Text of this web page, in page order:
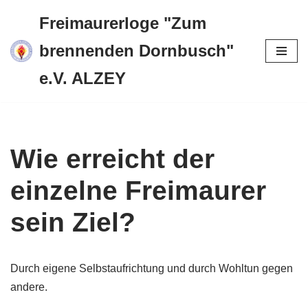
Zum
Inhalt
springen
Freimaurerloge "Zum
brennenden Dornbusch"
e.V. ALZEY
Wie erreicht der
einzelne Freimaurer
sein Ziel?
Durch eigene Selbstaufrichtung und durch Wohltun gegen
andere.